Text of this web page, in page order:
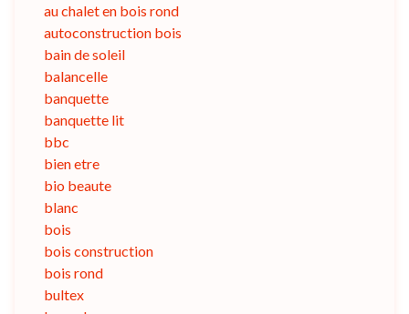
au chalet en bois rond
autoconstruction bois
bain de soleil
balancelle
banquette
banquette lit
bbc
bien etre
bio beaute
blanc
bois
bois construction
bois rond
bultex